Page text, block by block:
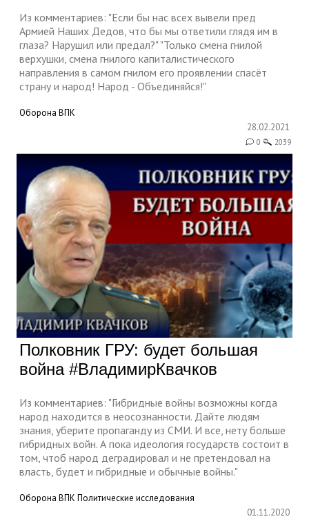
Из комментариев: "Если бы нас всех вывели пред
Армией Наших Дедов, что бы мы ответили глядя им в
глаза? Нарушил или предал?" "Только смена гнилой
верхушки, смена гнилого капиталистического
направления в самом гнилом его проявлении спасёт
страну и народ! Народ - Объединяйся!"
Оборона ВПК
28.02.2021
0 2039
Полковник ГРУ: будет большая
война #ВладимирКвачков
Из комментариев: "Гибридные войны возможны когда
народ находится в неосознанности. Дайте людям
знания, уберите пропаганду из СМИ. И все, нету больше
гибридных войн. А пока идеология государств состоит в
том, чтоб народ деградировал и не претендовал на
власть, будет и гибридные и обычные войны."
Оборона ВПК Политические исследования
01.11.2020